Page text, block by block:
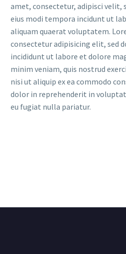
amet, consectetur, adipisci velit,
eius modi tempora incidunt ut
aliquam quaerat voluptatem.
consectetur adipisicing elit, sed
incididunt ut labore et dolore
minim veniam, quis nostrud
nisi ut aliquip ex ea commodo
dolor in reprehenderit in
eu fugiat nulla pariatur.